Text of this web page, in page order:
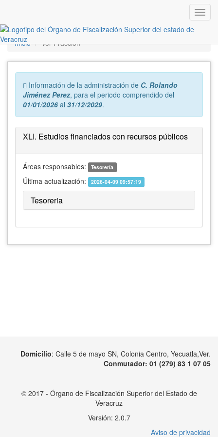
Inicio Ver Fracción
Error:
Información de la administración de C. Rolando
Jiménez Perez, para el periodo comprendido del
01/01/2026 al 31/12/2029.
XLI. Estudios financiados con recursos públicos
Áreas responsables: Tesorería
Última actualización: 2026-04-09 09:57:19
Tesoreria
Domicilio: Calle 5 de mayo SN, Colonia Centro, Yecuatla,Ver.
Conmutador: 01 (279) 83 1 07 05
© 2017 - Órgano de Fiscalización Superior del Estado de
Veracruz
Versión: 2.0.7
Aviso de privacidad